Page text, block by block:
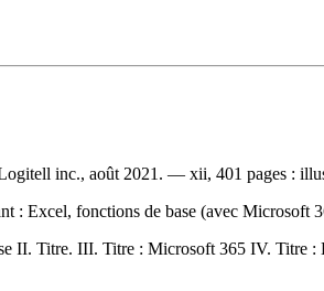
inc., août 2021. — xii, 401 pages :
: Excel, fonctions de base (avec Microsoft
II. Titre. III. Titre : Microsoft 365 IV. Titre :